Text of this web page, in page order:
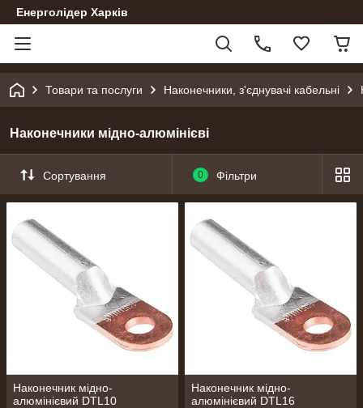
Енерголідер Харків
Товари та послуги Наконечники, з'єднувачі кабельні
Наконечники мідно-алюмінієві
Сортування 0 Фільтри
Наконечник мідно-
алюмінієвий DTL10
Наконечник мідно-
алюмінієвий DTL16